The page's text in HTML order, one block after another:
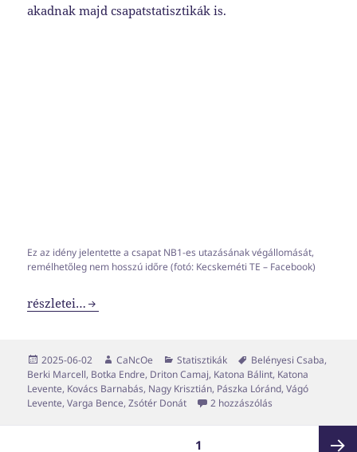
akadnak majd csapatstatisztikák is.
Ez az idény jelentette a csapat NB1-es utazásának végállomását,
remélhetőleg nem hosszú időre (fotó: Kecskeméti TE – Facebook)
Szezonvégi statisztikák
részletei…
Közzétéve
2025-06-02 Szerző
CaNcOe Kategória
Statisztikák Címke
Belényesi Csaba,
Berki Marcell, Botka Endre, Driton Camaj, Katona Bálint, Katona
Levente, Kovács Barnabás, Nagy Krisztián, Pászka Lóránd,Vágó
Levente,Varga Bence,Zsótér Donát 2 hozzászólás
1